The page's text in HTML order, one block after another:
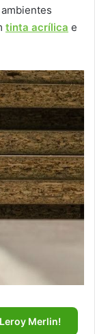
tinta acrílica e
Merlin!